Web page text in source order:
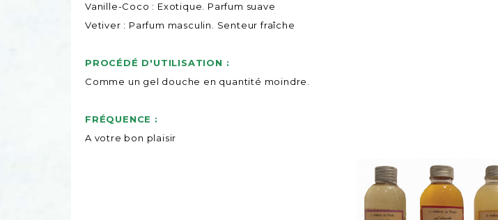
Vanille-Coco : Exotique. Parfum suave
Vetiver : Parfum masculin. Senteur fraîche
PROCÉDÉ D'UTILISATION :
Comme un gel douche en quantité moindre.
FRÉQUENCE :
A votre bon plaisir